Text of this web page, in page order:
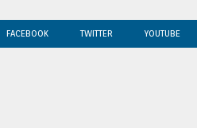
FACEBOOK TWITTER YOUTUBE